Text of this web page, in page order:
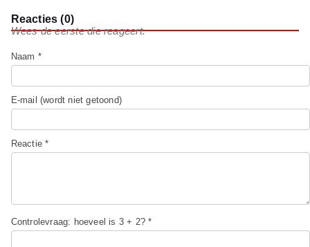
Reacties (0)
Wees de eerste die reageert.
Naam *
E-mail (wordt niet getoond)
Reactie *
Controlevraag: hoeveel is 3 + 2? *